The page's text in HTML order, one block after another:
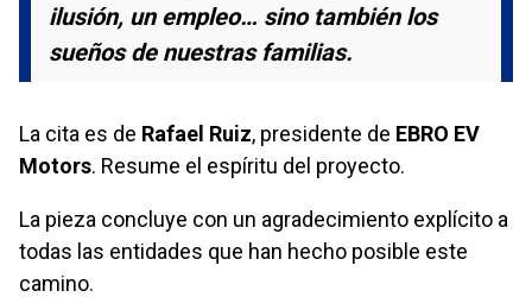
ilusión, un empleo… sino también los
sueños de nuestras familias.
La cita es de Rafael Ruiz, presidente de EBRO EV
Motors. Resume el espíritu del proyecto.
La pieza concluye con un agradecimiento explícito a
todas las entidades que han hecho posible este
camino.